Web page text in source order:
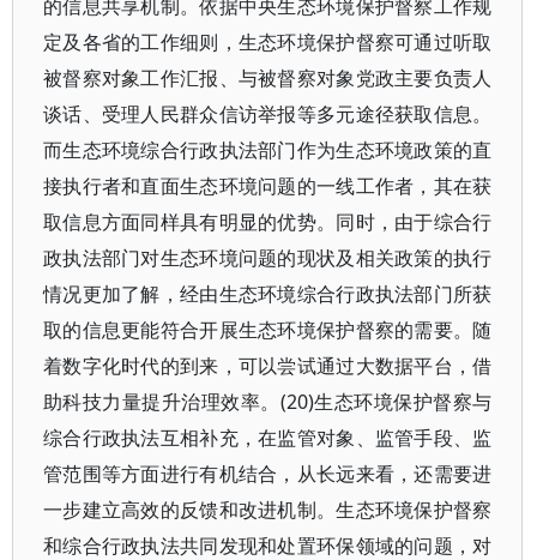
的信息共享机制。依据中央生态环境保护督察工作规
定及各省的工作细则，生态环境保护督察可通过听取
被督察对象工作汇报、与被督察对象党政主要负责人
谈话、受理人民群众信访举报等多元途径获取信息。
而生态环境综合行政执法部门作为生态环境政策的直
接执行者和直面生态环境问题的一线工作者，其在获
取信息方面同样具有明显的优势。同时，由于综合行
政执法部门对生态环境问题的现状及相关政策的执行
情况更加了解，经由生态环境综合行政执法部门所获
取的信息更能符合开展生态环境保护督察的需要。随
着数字化时代的到来，可以尝试通过大数据平台，借
助科技力量提升治理效率。(20)生态环境保护督察与
综合行政执法互相补充，在监管对象、监管手段、监
管范围等方面进行有机结合，从长远来看，还需要进
一步建立高效的反馈和改进机制。生态环境保护督察
和综合行政执法共同发现和处置环保领域的问题，对